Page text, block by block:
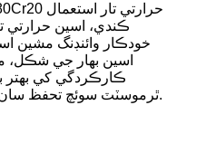
ڪندي، اسين حرارتي
خودڪار وائنڊنگ مشين
اسين بهار جي شڪل،
ڪارڪردگي کي بهتر
ٿرموسٽٽ سوئچ تحفظ سان محفوظ نظام آهي.